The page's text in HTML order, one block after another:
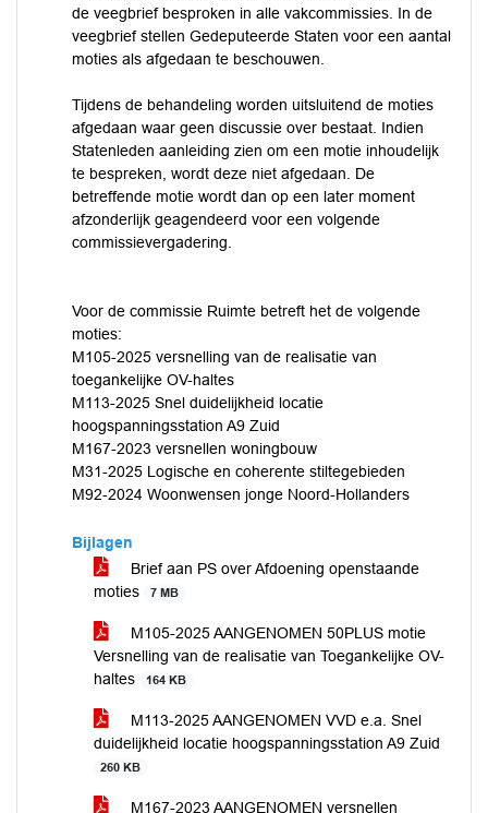
de veegbrief besproken in alle vakcommissies. In de
veegbrief stellen Gedeputeerde Staten voor een aantal
moties als afgedaan te beschouwen.
Tijdens de behandeling worden uitsluitend de moties
afgedaan waar geen discussie over bestaat. Indien
Statenleden aanleiding zien om een motie inhoudelijk
te bespreken, wordt deze niet afgedaan. De
betreffende motie wordt dan op een later moment
afzonderlijk geagendeerd voor een volgende
commissievergadering.
Voor de commissie Ruimte betreft het de volgende
moties:
M105-2025 versnelling van de realisatie van
toegankelijke OV-haltes
M113-2025 Snel duidelijkheid locatie
hoogspanningsstation A9 Zuid
M167-2023 versnellen woningbouw
M31-2025 Logische en coherente stiltegebieden
M92-2024 Woonwensen jonge Noord-Hollanders
Bijlagen
Brief aan PS over Afdoening openstaande
moties
7 MB
M105-2025 AANGENOMEN 50PLUS motie
Versnelling van de realisatie van Toegankelijke OV-
haltes
164 KB
M113-2025 AANGENOMEN VVD e.a. Snel
duidelijkheid locatie hoogspanningsstation A9 Zuid
260 KB
M167-2023 AANGENOMEN versnellen